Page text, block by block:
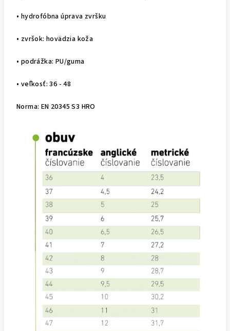
• hydrofóbna úprava zvršku
• zvršok: hovädzia koža
• podrážka: PU/guma
• veľkosť: 36 - 48
Norma: EN 20345 S3 HRO